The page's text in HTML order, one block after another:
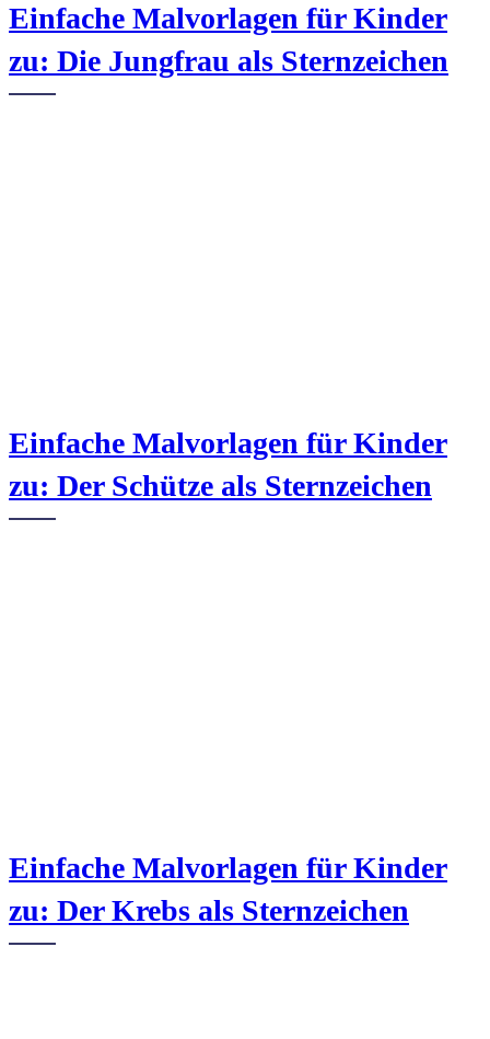
Einfache Malvorlagen für Kinder
zu: Die Jungfrau als Sternzeichen
Einfache Malvorlagen für Kinder
zu: Der Schütze als Sternzeichen
Einfache Malvorlagen für Kinder
zu: Der Krebs als Sternzeichen